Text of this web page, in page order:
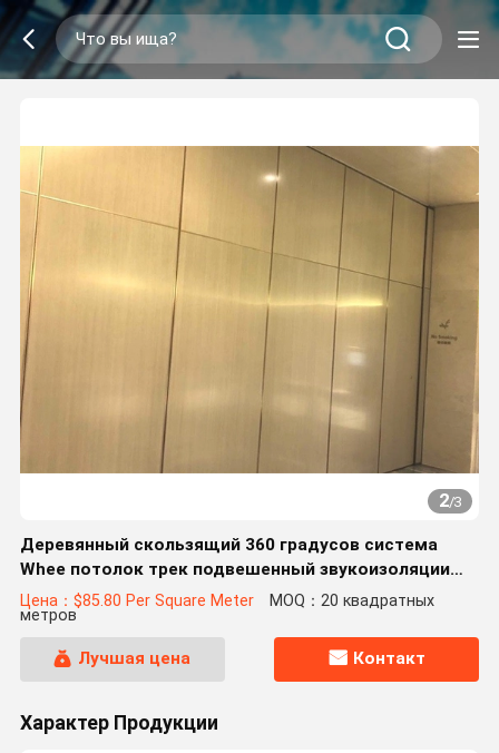
2/3
Деревянный скользящий 360 градусов система
Whee потолок трек подвешенный звукоизоляции
разделителей помещений
Цена：$85.80 Per Square Meter MOQ：20 квадратных
метров
Лучшая цена Контакт
Характер Продукции